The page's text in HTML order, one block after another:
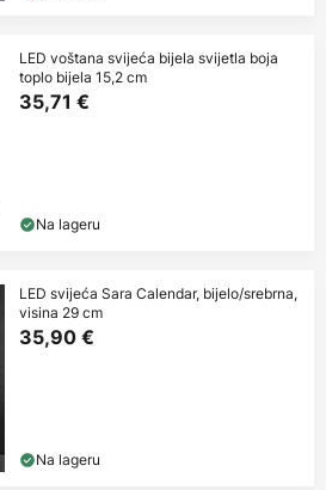
LED voštana svijeća bijela svijetla boja
toplo bijela 15,2 cm
35,71 €
Na lageru
LED svijeća Sara Calendar, bijelo/srebrna,
visina 29 cm
35,90 €
Na lageru